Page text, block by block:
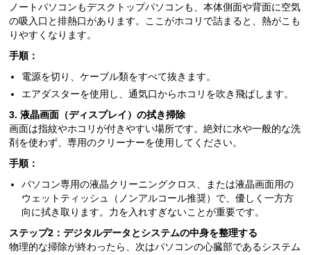
ノートパソコンもデスクトップパソコンも、本体側面や背面に空気
の吸入口と排熱口があります。ここがホコリで詰まると、熱がこも
りやすくなります。
手順：
電源を切り、ケーブル類をすべて抜きます。
エアダスターを使用し、通気口からホコリを吹き飛ばします。
3. 液晶画面（ディスプレイ）の拭き掃除
画面は指紋やホコリが付きやすい場所です。絶対に水や一般的な洗
剤を使わず、専用のクリーナーを使用してください。
手順：
パソコン専用の液晶クリーニングクロス、または液晶画面用の
ウェットティッシュ（ノンアルコール推奨）で、優しく一方方
向に拭き取ります。力を入れすぎないことが重要です。
ステップ2：デジタルデータとシステムの中身を整理する
物理的な掃除が終わったら、次はパソコンの心臓部であるシステム